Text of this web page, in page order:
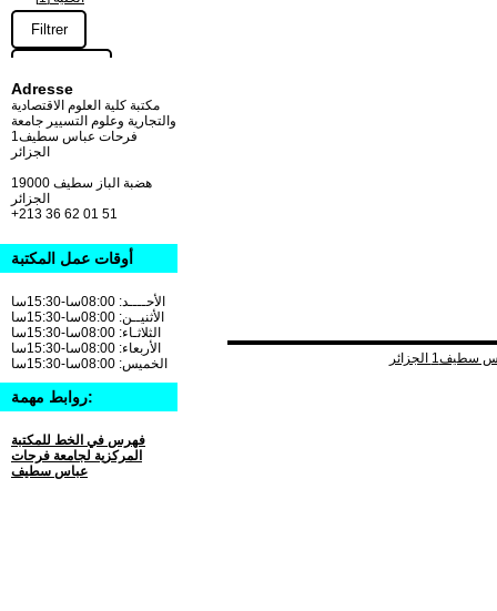
Adresse
مكتبة كلية العلوم الاقتصادية
والتجارية وعلوم التسيير جامعة
فرحات عباس سطيف1
الجزائر
19000 هضبة الباز سطيف
+213 36 62 01 51
أوقات عمل المكتبة
الأحــــد: 08:00سا-15:30سا
الأثنيــن: 08:00سا-15:30سا
الثلاثـاء: 08:00سا-15:30سا
الأربعاء: 08:00سا-15:30سا
الخميس: 08:00سا-15:30سا
روابط مهمة:
فهرس في الخط للمكتبة
المركزية لجامعة فرحات
عباس سطيف